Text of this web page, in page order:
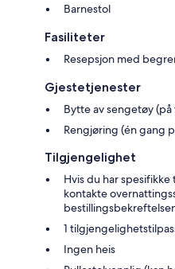
Barnestol
Fasiliteter
Resepsjon med
Gjestetjenester
Bytte av sengetøy
Rengjøring (én gang
Tilgjengelighet
Hvis du har
kontakte
1
Ingen heis